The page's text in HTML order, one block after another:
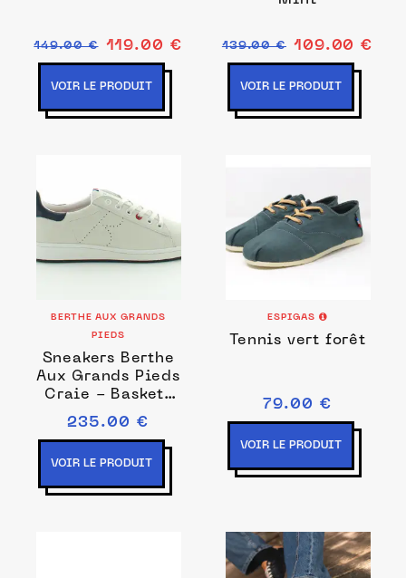
149.00 € 119.00 €
VOIR LE PRODUIT
139.00 € 109.00 €
VOIR LE PRODUIT
BERTHE AUX GRANDS
PIEDS
Sneakers Berthe
Aux Grands Pieds
Craie - Baskets
Made in France
235.00 €
VOIR LE PRODUIT
ESPIGAS
Tennis vert forêt
79.00 €
VOIR LE PRODUIT